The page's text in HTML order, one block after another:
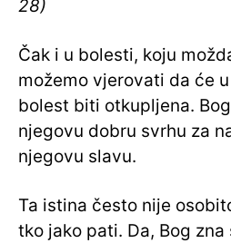
28)
Čak i u bolesti, koju
možemo vjerovati da će
bolest biti otkupljena.
njegovu dobru svrhu za
njegovu slavu.
Ta istina često nije
tko jako pati. Da, Bog zna